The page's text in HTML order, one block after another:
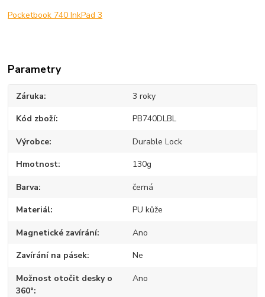
Pocketbook 740 InkPad 3
Parametry
Záruka 3 roky
Kód zboží PB740DLBL
Výrobce Durable Lock
Hmotnost 130g
Barva černá
Materiál PU kůže
Magnetické zavírání Ano
Zavírání na pásek Ne
Možnost otočit desky o
360°
Ano